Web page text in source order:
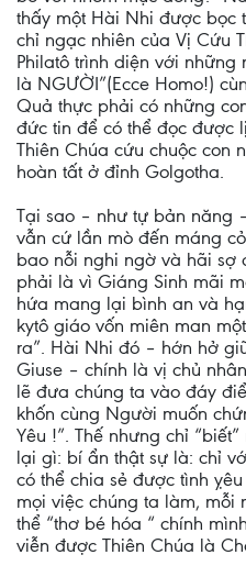
thấy một Hài Nhi được bọc
chỉ ngạc nhiên của Vị Cứu
Philatô trình diện với những
là NGƯỜI”(Ecce Homo!)
Quả thực phải có những
đức tin để có thể đọc được
Thiên Chúa cứu chuộc con
hoàn tất ở đỉnh Golgotha.
Tại sao – như tự bản năng
vẫn cứ lần mò đến máng
bao nỗi nghi ngờ và hãi sợ
phải là vì Giáng Sinh mãi
hứa mang lại bình an và
kytô giáo vốn miên man
ra”. Hài Nhi đó – hớn hở
Giuse – chính là vị chủ
lẽ đưa chúng ta vào đáy
khốn cùng Người muốn
Yêu !”. Thế nhưng chỉ
lại gì: bí ẩn thật sự là: chỉ
có thể chia sẻ được tình
mọi việc chúng ta làm, mỗi
thể “thơ bé hóa “ chính
viễn được Thiên Chúa là